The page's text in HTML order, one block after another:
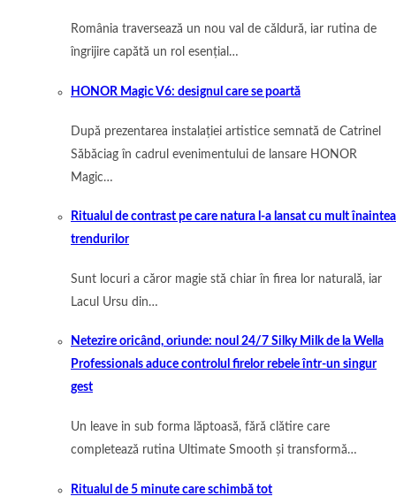
România traversează un nou val de căldură, iar rutina de
îngrijire capătă un rol esențial…
HONOR Magic V6: designul care se poartă
După prezentarea instalației artistice semnată de Catrinel
Săbăciag în cadrul evenimentului de lansare HONOR
Magic…
Ritualul de contrast pe care natura l-a lansat cu mult înaintea
trendurilor
Sunt locuri a căror magie stă chiar în firea lor naturală, iar
Lacul Ursu din…
Netezire oricând, oriunde: noul 24/7 Silky Milk de la Wella
Professionals aduce controlul firelor rebele într-un singur
gest
Un leave in sub forma lăptoasă, fără clătire care
completează rutina Ultimate Smooth și transformă…
Ritualul de 5 minute care schimbă tot